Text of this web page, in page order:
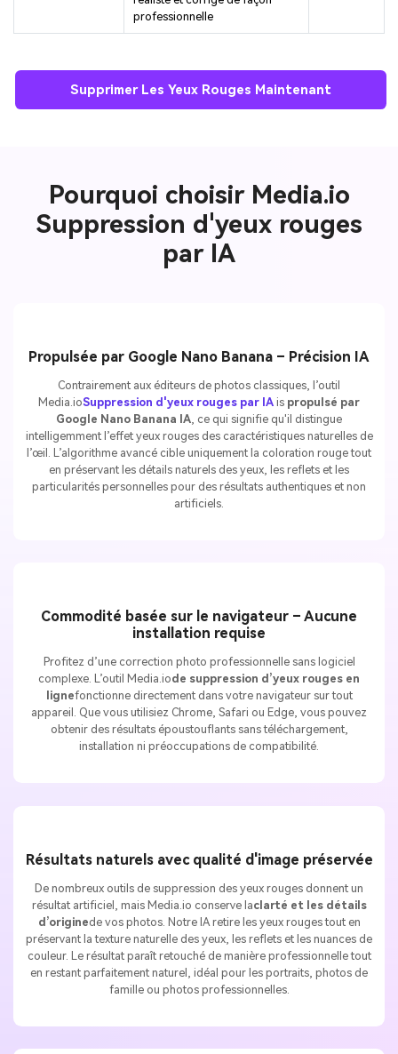
professionnelle
Supprimer Les Yeux Rouges Maintenant
Pourquoi choisir Media.io
Suppression d'yeux rouges
par IA
Propulsée par Google Nano Banana – Précision IA
Contrairement aux éditeurs de photos classiques, l’outil
Media.ioSuppression d'yeux rouges par IA is propulsé par
Google Nano Banana IA , ce qui signifie qu'il distingue
intelligemment l’effet yeux rouges des caractéristiques naturelles de
l’œil. L’algorithme avancé cible uniquement la coloration rouge tout
en préservant les détails naturels des yeux, les reflets et les
particularités personnelles pour des résultats authentiques et non
artificiels.
Commodité basée sur le navigateur – Aucune
installation requise
Profitez d’une correction photo professionnelle sans logiciel
complexe. L’outil Media.iode suppression d’yeux rouges en
lignefonctionne directement dans votre navigateur sur tout
appareil. Que vous utilisiez Chrome, Safari ou Edge, vous pouvez
obtenir des résultats époustouflants sans téléchargement,
installation ni préoccupations de compatibilité.
Résultats naturels avec qualité d'image préservée
De nombreux outils de suppression des yeux rouges donnent un
résultat artificiel, mais Media.io conserve laclarté et les détails
d’originede vos photos. Notre IA retire les yeux rouges tout en
préservant la texture naturelle des yeux, les reflets et les nuances de
couleur. Le résultat paraît retouché de manière professionnelle tout
en restant parfaitement naturel, idéal pour les portraits, photos de
famille ou photos professionnelles.